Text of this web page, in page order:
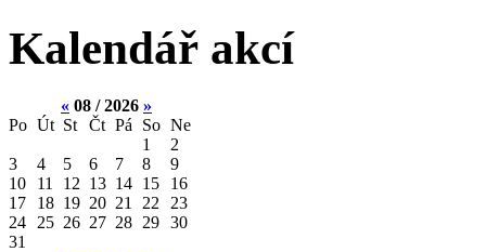
Kalendář akcí
« 08 / 2026 »
Po Út St Čt Pá So Ne
1
2
3
4 5 6 7 8
9
10
11 12 13 14 15
16
17
18 19 20 21 22
23
24
25 26 27 28 29 30
31